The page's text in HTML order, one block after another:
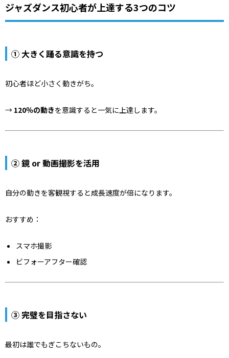
ジャズダンス初心者が上達する3つのコツ
① 大きく踊る意識を持つ
初心者ほど小さく動きがち。
→ 120％の動きを意識すると一気に上達します。
② 鏡 or 動画撮影を活用
自分の動きを客観視すると成長速度が倍になります。
おすすめ：
スマホ撮影
ビフォーアフター確認
③ 完璧を目指さない
最初は誰でもぎこちないもの。